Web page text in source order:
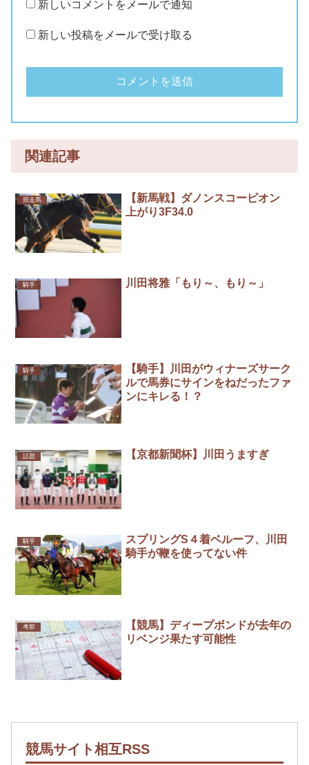
新しいコメントをメールで通知
新しい投稿をメールで受け取る
関連記事
競走馬
【新馬戦】ダノンスコーピオン
上がり3F34.0
騎手 川田将雅「もり～、もり～」
騎手
【騎手】川田がウィナーズサーク
ルで馬券にサインをねだったファ
ンにキレる！？
話題 【京都新聞杯】川田うますぎ
騎手
スプリングS４着ベルーフ、川田
騎手が鞭を使ってない件
考察
【競馬】ディープボンドが去年の
リベンジ果たす可能性
競馬サイト相互RSS